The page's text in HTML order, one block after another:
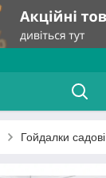
Гойдалки садові